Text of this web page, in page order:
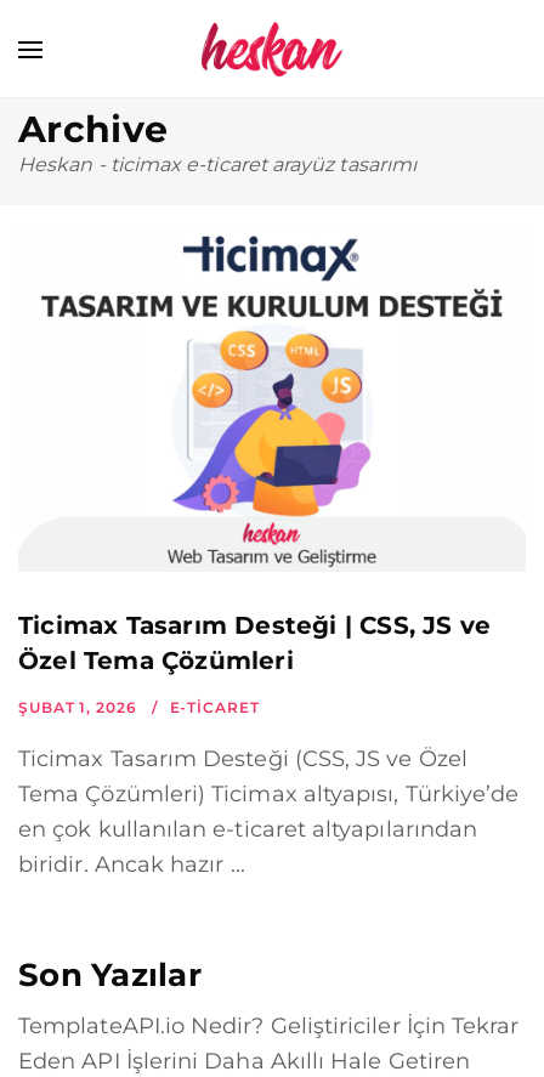
Archive
Heskan - ticimax e-ticaret arayüz tasarımı
Ticimax Tasarım Desteği | CSS, JS ve
Özel Tema Çözümleri
ŞUBAT 1, 2026 E-TICARET
Ticimax Tasarım Desteği (CSS, JS ve Özel
Tema Çözümleri) Ticimax altyapısı, Türkiye’de
en çok kullanılan e-ticaret altyapılarından
biridir. Ancak hazır ...
Son Yazılar
TemplateAPI.io Nedir? Geliştiriciler İçin Tekrar
Eden API İşlerini Daha Akıllı Hale Getiren